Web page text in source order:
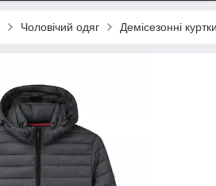
Чоловічий одяг Демісезонні